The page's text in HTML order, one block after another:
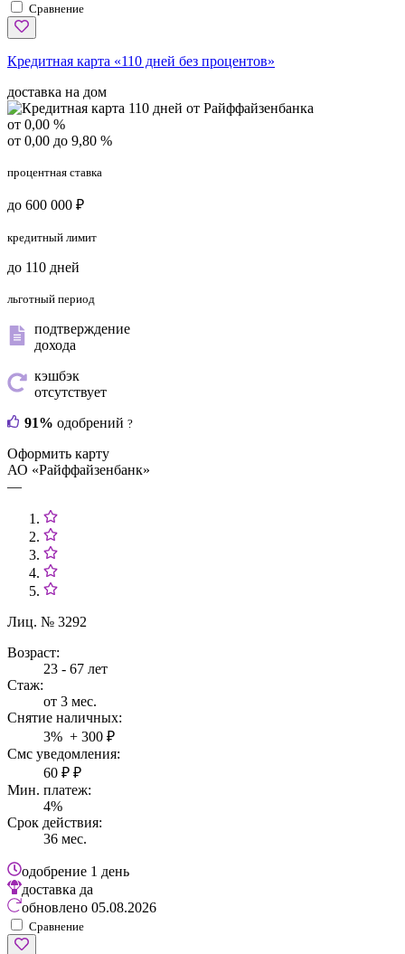
Сравнение
Кредитная карта «110 дней без процентов»
доставка на дом
от 0,00 %
от 0,00 до 9,80 %
процентная ставка
до 600 000 ₽
кредитный лимит
до 110 дней
льготный период
подтверждение
дохода
кэшбэк
отсутствует
91% одобрений ?
Оформить карту
АО «Райффайзенбанк»
—
Лиц. № 3292
Возраст:
23 - 67 лет
Стаж:
от 3 мес.
Снятие наличных:
3% + 300 ₽
Смс уведомления:
60 ₽ ₽
Мин. платеж:
4%
Срок действия:
36 мес.
одобрение 1 день
доставка да
обновлено 05.08.2026
Сравнение